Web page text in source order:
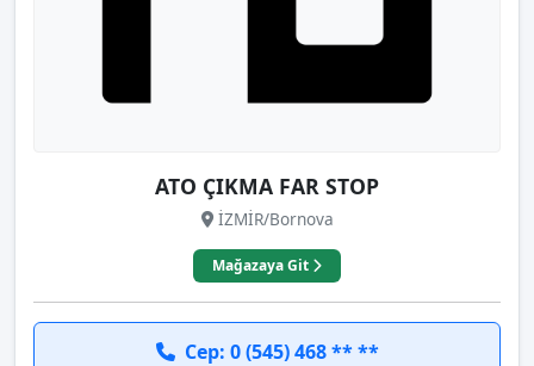
ATO ÇIKMA FAR STOP
İZMİR/Bornova
Mağazaya Git
Cep: 0 (545) 468 ** **